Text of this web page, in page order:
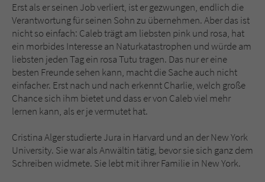
Erst als er seinen Job verliert, ist er gezwungen, endlich die
Verantwortung für seinen Sohn zu übernehmen. Aber das ist
nicht so einfach: Caleb trägt am liebsten pink und rosa, hat
ein morbides Interesse an Naturkatastrophen und würde am
liebsten jeden Tag ein rosa Tutu tragen. Das nur er eine
besten Freunde sehen kann, macht die Sache auch nicht
einfacher. Erst nach und nach erkennt Charlie, welch große
Chance sich ihm bietet und dass er von Caleb viel mehr
lernen kann, als er je vermutet hat.
Cristina Alger studierte Jura in Harvard und an der New York
University. Sie war als Anwältin tätig, bevor sie sich ganz dem
Schreiben widmete. Sie lebt mit ihrer Familie in New York.